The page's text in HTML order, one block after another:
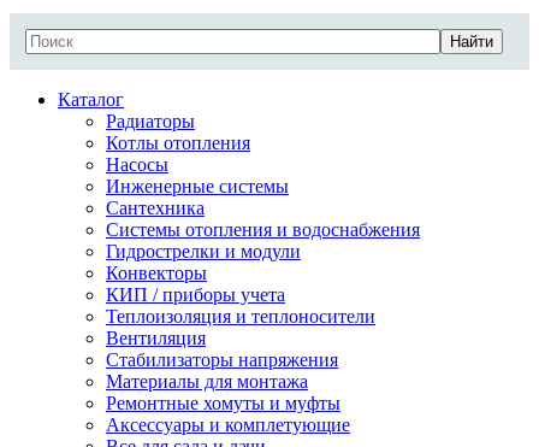
Найти
Каталог
Радиаторы
Котлы отопления
Насосы
Инженерные системы
Сантехника
Системы отопления и водоснабжения
Гидрострелки и модули
Конвекторы
КИП / приборы учета
Теплоизоляция и теплоносители
Вентиляция
Стабилизаторы напряжения
Материалы для монтажа
Ремонтные хомуты и муфты
Аксессуары и комплетующие